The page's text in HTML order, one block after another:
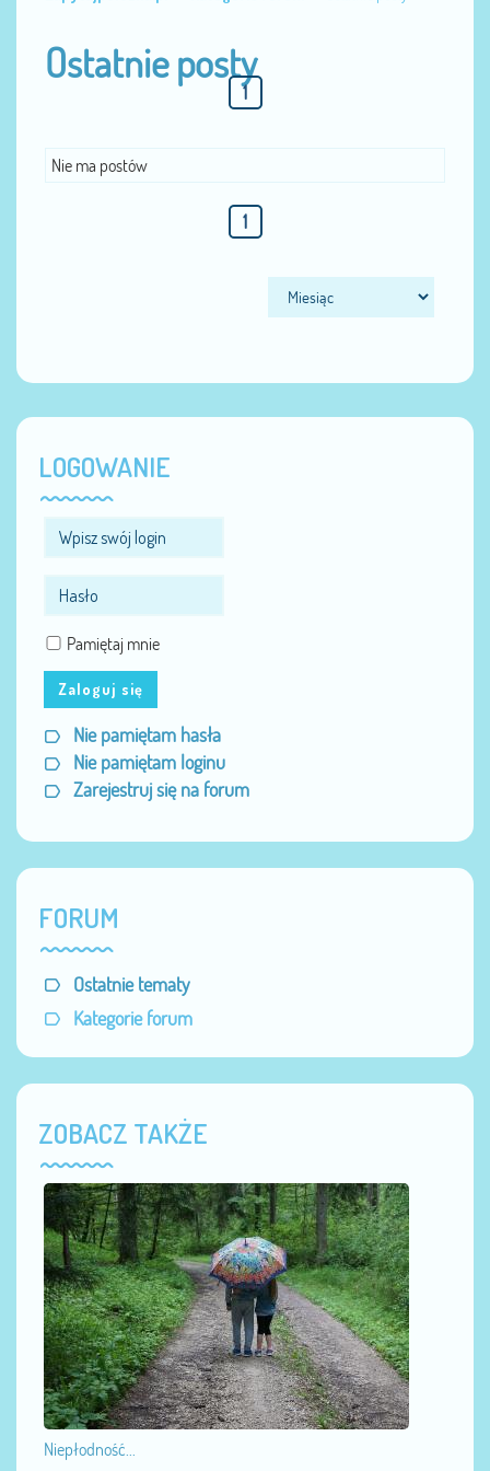
Ostatnie posty
1
Nie ma postów
1
LOGOWANIE
Pamiętaj mnie
Zaloguj się
Nie pamiętam hasła
Nie pamiętam loginu
Zarejestruj się na forum
FORUM
Ostatnie tematy
Kategorie forum
ZOBACZ TAKŻE
Niepłodność...